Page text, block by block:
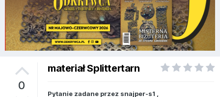
0
materiał Splittertarn
Pytanie zadane przez snajper-s1